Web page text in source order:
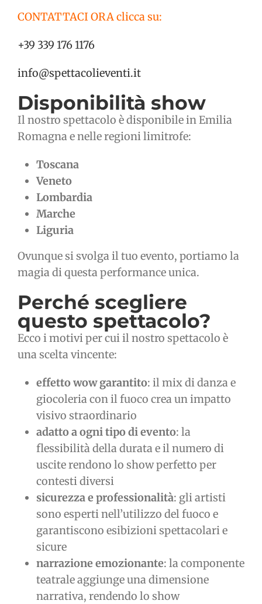
CONTATTACI ORA clicca su:
+39 339 176 1176
info@spettacolieventi.it
Disponibilità show
Il nostro spettacolo è disponibile in Emilia
Romagna e nelle regioni limitrofe:
Toscana
Veneto
Lombardia
Marche
Liguria
Ovunque si svolga il tuo evento, portiamo la
magia di questa performance unica.
Perché scegliere
questo spettacolo?
Ecco i motivi per cui il nostro spettacolo è
una scelta vincente:
effetto wow garantito: il mix di danza e
giocoleria con il fuoco crea un impatto
visivo straordinario
adatto a ogni tipo di evento: la
flessibilità della durata e il numero di
uscite rendono lo show perfetto per
contesti diversi
sicurezza e professionalità: gli artisti
sono esperti nell’utilizzo del fuoco e
garantiscono esibizioni spettacolari e
sicure
narrazione emozionante: la componente
teatrale aggiunge una dimensione
narrativa, rendendo lo show